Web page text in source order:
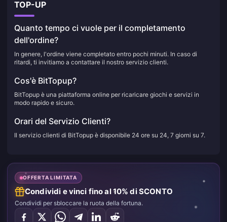
TOP-UP
Quanto tempo ci vuole per il completamento
dell'ordine?
In genere, l'ordine viene completato entro pochi minuti. In caso di
ritardi, ti invitiamo a contattare il nostro servizio clienti.
Cos'è BitTopup?
BitTopup è una piattaforma online per ricaricare giochi e servizi in
modo rapido e sicuro.
Orari del Servizio Clienti?
Il servizio clienti di BitTopup è disponibile 24 ore su 24, 7 giorni su 7.
OFFERTA LIMITATA
Condividi e vinci fino al 10% di SCONTO
Condividi per sbloccare la ruota della fortuna.